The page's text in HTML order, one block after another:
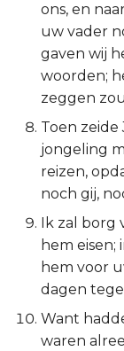
2
1 Timótheüs
2 Timótheüs
Titus
Filémon
Hebreeën
Jakobus
1 Petrus
ons, en
uw vader
gaven wij
woorden;
zeggen
Toen zeide
jongeling
reizen,
noch gij,
Ik zal borg
hem
hem voor
dagen
Want
waren